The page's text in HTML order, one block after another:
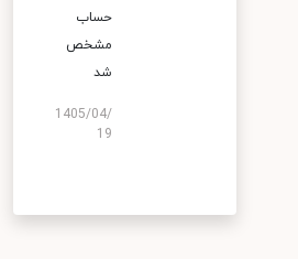
حساب
مشخص
شد
1405/04/
19